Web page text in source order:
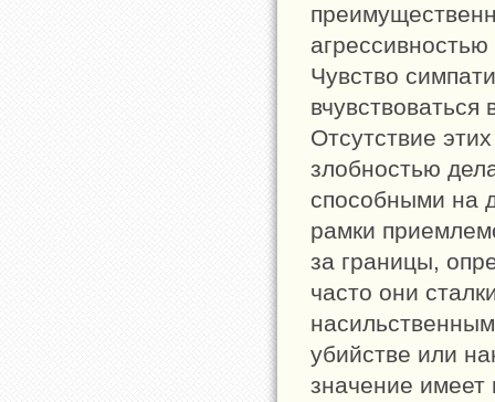
Чувство
Отсутствие
злобностью
способными на
рамки
за границы,
часто они
убийстве или
значение имеет